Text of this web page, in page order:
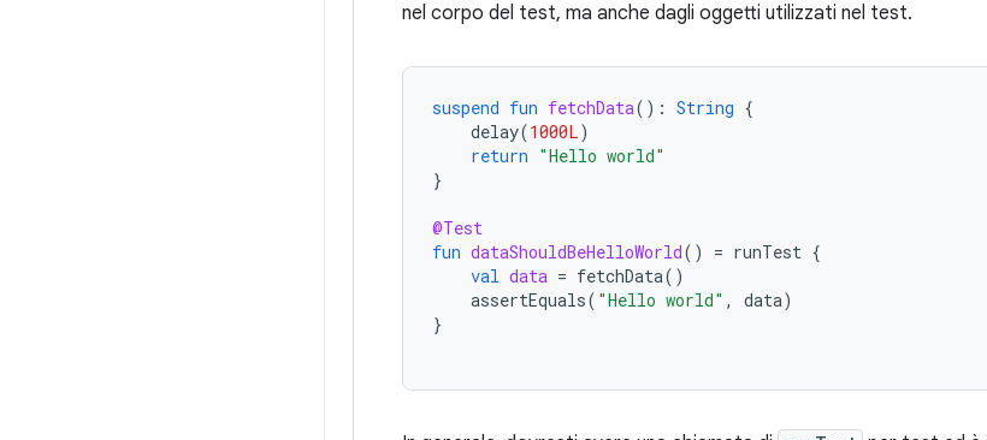
nel corpo del test, ma anche dagli oggetti utilizzati nel test.
suspend fun fetchData(): String {
delay(1000L)
return "Hello world"
}
@Test
fun dataShouldBeHelloWorld() = runTest {
val data = fetchData()
assertEquals( "Hello world" , data)
}